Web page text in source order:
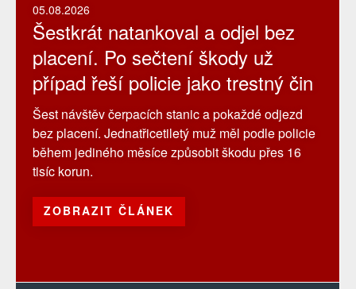
05.08.2026
Šestkrát natankoval a odjel bez
placení. Po sečtení škody už
případ řeší policie jako trestný čin
Šest návštěv čerpacích stanic a pokaždé odjezd
bez placení. Jednatřicetiletý muž měl podle policie
během jediného měsíce způsobit škodu přes 16
tisíc korun.
ZOBRAZIT ČLÁNEK